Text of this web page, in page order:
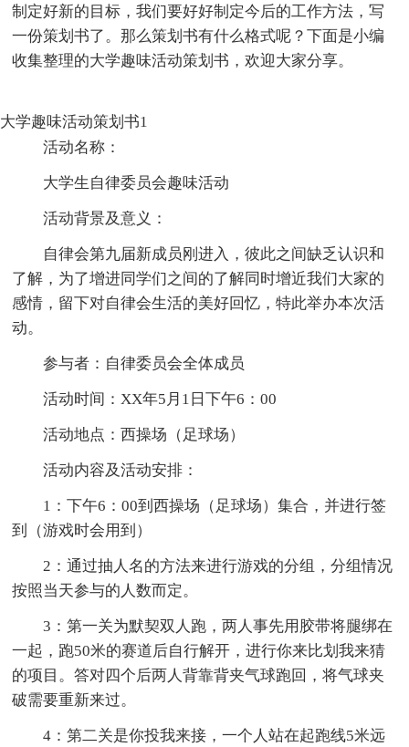
制定好新的目标，我们要好好制定今后的工作方法，写
一份策划书了。那么策划书有什么格式呢？下面是小编
收集整理的大学趣味活动策划书，欢迎大家分享。
大学趣味活动策划书1
活动名称：
大学生自律委员会趣味活动
活动背景及意义：
自律会第九届新成员刚进入，彼此之间缺乏认识和
了解，为了增进同学们之间的了解同时增近我们大家的
感情，留下对自律会生活的美好回忆，特此举办本次活
动。
参与者：自律委员会全体成员
活动时间：XX年5月1日下午6：00
活动地点：西操场（足球场）
活动内容及活动安排：
1：下午6：00到西操场（足球场）集合，并进行签
到（游戏时会用到）
2：通过抽人名的方法来进行游戏的分组，分组情况
按照当天参与的人数而定。
3：第一关为默契双人跑，两人事先用胶带将腿绑在
一起，跑50米的赛道后自行解开，进行你来比划我来猜
的项目。答对四个后两人背靠背夹气球跑回，将气球夹
破需要重新来过。
4：第二关是你投我来接，一个人站在起跑线5米远